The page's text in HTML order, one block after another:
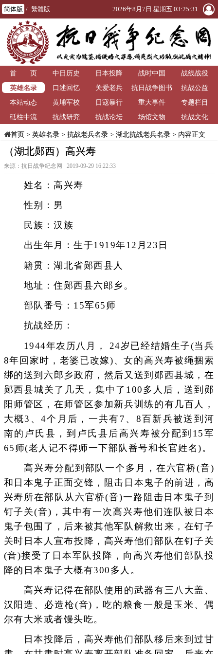
简体版 / 繁體版 2026年8月7日 星期五 03:25:31
首 页 中日历史 日本投降 战时中国
战线战役
英雄名录
口述回忆 关爱老兵
抗日战争图书
馆
抗战公益
本站动态
黄埔军校 日寇暴行 重大事件
专题栏目
砥柱中流
抗战研究 抗战论坛 场馆文物 抗战文化
首页> 英雄名录> 抗战老兵名录> 湖北抗战老兵名录> 内容正文
（湖北郧西）高兴寿
来源：抗日战争纪念网 2019-09-29 16:22:33
姓名：高兴寿
性别：男
民族：汉族
出生年月：生于1919年12月23日
籍贯：湖北省郧西县人
地址：住郧西县六郎乡。
部队番号：15军65师
抗战经历：
1944年农历八月， 24岁已经结婚生子(当兵
8年回家时，老婆已改嫁)、女的高兴寿被绳捆索
绑的送到六郎乡政府，然后又送到郧西县城，在
郧西县城关了几天，集中了100多人后，送到郧
阳师管区，在师管区参加新兵训练的有几百人，
大概3、4个月后，一共有7、8百新兵被送到河
南的卢氏县，到卢氏县后高兴寿被分配到15军
65师(老人记不得师一下部队番号和长官姓名)。
高兴寿分配到部队一个多月，在六官桥(音)
和日本鬼子正面交锋，阻击日本鬼子的前进，高
兴寿所在部队从六官桥(音)一路阻击日本鬼子到
钉子关(音)，其中有一次高兴寿他们连队被日本
鬼子包围了，后来被其他军队解救出来，在钉子
关时日本人宣布投降，高兴寿他们部队在钉子关
(音)接受了日本军队投降，向高兴寿他们部队投
降的日本鬼子大概有300多人。
高兴寿记得在部队使用的武器有三八大盖、
汉阳造、必造枪(音)，吃的粮食一般是玉米、偶
尔有大米或者馒头吃。
日本投降后，高兴寿他们部队移后来到过甘